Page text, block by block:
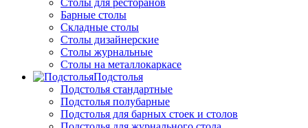
Столы для ресторанов
Барные столы
Складные столы
Столы дизайнерские
Столы журнальные
Столы на металлокаркасе
Подстолья
Подстолья стандартные
Подстолья полубарные
Подстолья для барных стоек и столов